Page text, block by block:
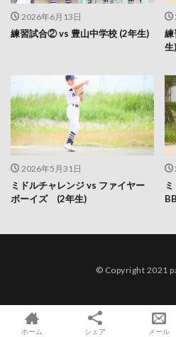
2026年6月13日
練習試合② vs 豊山中学校 (2年生)
生)
2026年5月31日
ミドルチャレンジ vs ファイヤー
ボーイズ (2年生)
© Copyright 2021
ホーム シェア メール